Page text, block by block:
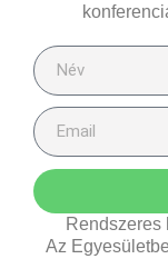
Rendszeres
Az